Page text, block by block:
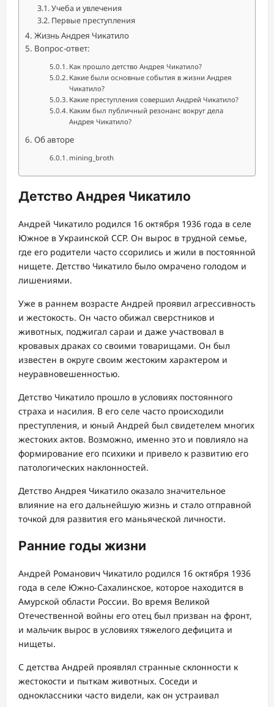
Учеба и увлечения
Первые преступления
Жизнь Андрея Чикатило
Вопрос-ответ:
Как прошло детство Андрея Чикатило?
Какие были основные события в жизни Андрея
Чикатило?
Какие преступления совершил Андрей Чикатило?
Каким был публичный резонанс вокруг дела
Андрея Чикатило?
Об авторе
mining_broth
Детство Андрея Чикатило
Андрей Чикатило родился 16 октября 1936 года в селе
Южное в Украинской ССР. Он вырос в трудной семье,
где его родители часто ссорились и жили в постоянной
нищете. Детство Чикатило было омрачено голодом и
лишениями.
Уже в раннем возрасте Андрей проявил агрессивность
и жестокость. Он часто обижал сверстников и
животных, поджигал сараи и даже участвовал в
кровавых драках со своими товарищами. Он был
известен в округе своим жестоким характером и
неуравновешенностью.
Детство Чикатило прошло в условиях постоянного
страха и насилия. В его селе часто происходили
преступления, и юный Андрей был свидетелем многих
жестоких актов. Возможно, именно это и повлияло на
формирование его психики и привело к развитию его
патологических наклонностей.
Детство Андрея Чикатило оказало значительное
влияние на его дальнейшую жизнь и стало отправной
точкой для развития его маньяческой личности.
Ранние годы жизни
Андрей Романович Чикатило родился 16 октября 1936
года в селе Южно-Сахалинское, которое находится в
Амурской области России. Во время Великой
Отечественной войны его отец был призван на фронт,
и мальчик вырос в условиях тяжелого дефицита и
нищеты.
С детства Андрей проявлял странные склонности к
жестокости и пыткам животных. Соседи и
одноклассники часто видели, как он устраивал